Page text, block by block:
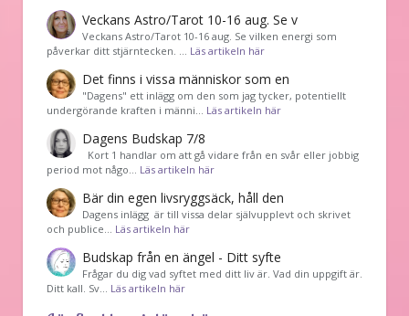
Veckans Astro/Tarot 10-16 aug. Se v
Veckans Astro/Tarot 10-16 aug. Se vilken energi som
påverkar ditt stjärntecken. … Läs artikeln här
Det finns i vissa människor som en
"Dagens" ett inlägg om den som jag tycker, potentiellt
undergörande kraften i männi… Läs artikeln här
Dagens Budskap 7/8
Kort 1 handlar om att gå vidare från en svår eller jobbig
period mot någo… Läs artikeln här
Bär din egen livsryggsäck, håll den
Dagens inlägg är till vissa delar självupplevt och skrivet
och publice… Läs artikeln här
Budskap från en ängel - Ditt syfte
Frågar du dig vad syftet med ditt liv är. Vad din uppgift är.
Ditt kall. Sv… Läs artikeln här